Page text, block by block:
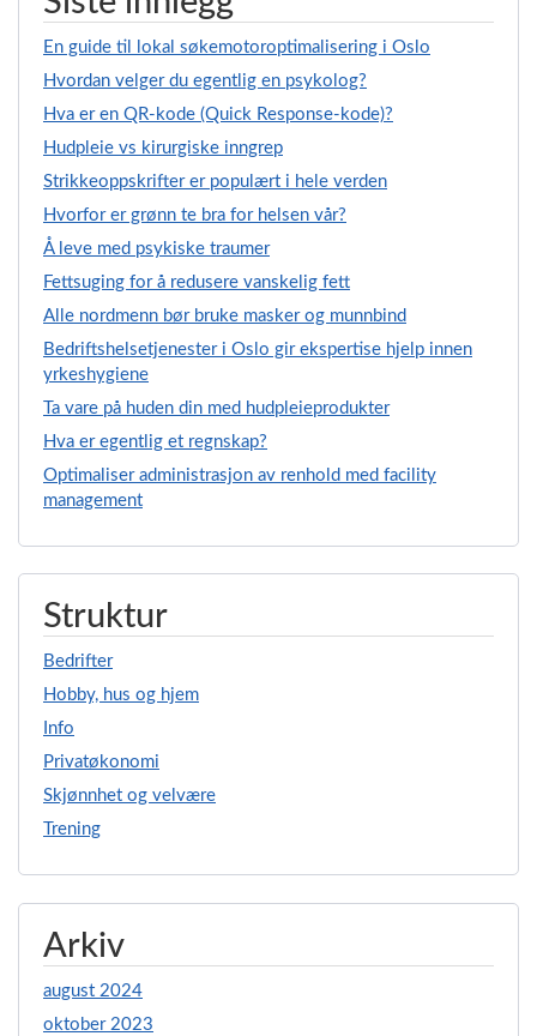
En guide til lokal søkemotoroptimalisering i Oslo
Hvordan velger du egentlig en psykolog?
Hva er en QR-kode (Quick Response-kode)?
Hudpleie vs kirurgiske inngrep
Strikkeoppskrifter er populært i hele verden
Hvorfor er grønn te bra for helsen vår?
Å leve med psykiske traumer
Fettsuging for å redusere vanskelig fett
Alle nordmenn bør bruke masker og munnbind
Bedriftshelsetjenester i Oslo gir ekspertise hjelp innen
yrkeshygiene
Ta vare på huden din med hudpleieprodukter
Hva er egentlig et regnskap?
Optimaliser administrasjon av renhold med facility
management
Struktur
Bedrifter
Hobby, hus og hjem
Info
Privatøkonomi
Skjønnhet og velvære
Trening
Arkiv
august 2024
oktober 2023